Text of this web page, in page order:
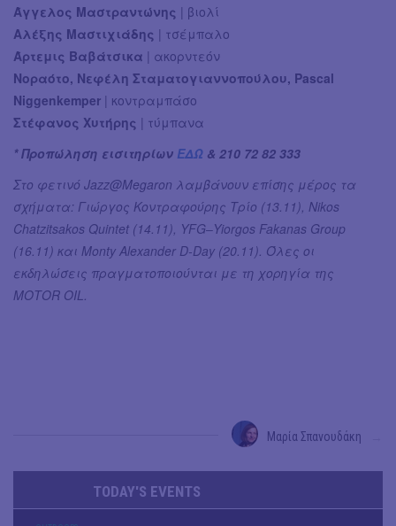
Άγγελος Μαστραντώνης | βιολί
Αλέξης Μαστιχιάδης | τσέμπαλο
Άρτεμις Βαβάτσικα | ακορντεόν
Νοραότο, Νεφέλη Σταματογιαννοπούλου, Pascal
Niggenkemper | κοντραμπάσο
Στέφανος Χυτήρης | τύμπανα
* Προπώληση εισιτηρίων ΕΔΩ & 210 72 82 333
Στο φετινό Jazz@Megaron λαμβάνουν επίσης μέρος τα
σχήματα: Γιώργος Κοντραφούρης Τρίο (13.11), Nikos
Chatzitsakos Quintet (14.11), YFG‒Yiorgos Fakanas Group
(16.11) και Monty Alexander D-Day (20.11). Όλες οι
εκδηλώσεις πραγματοποιούνται με τη χορηγία της
ΜΟΤΟR OIL.
Μαρία Σπανουδάκη
TODAY'S EVENTS